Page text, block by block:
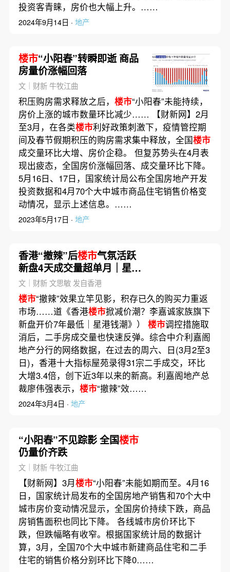
投资客青睐，房价也大幅上升。……
2024年9月14日 · 地产
楼市“小阳春”转瞬即逝 商品
房量价涨幅回落
文｜财新 牛牧江曲
积压购房需求释放之后， 楼市“小阳春”未能持续，
房价上涨的城市数量环比减少…… 【财新网】2月
至3月，在各类楼市利好政策刺激下，疫情管控期
间及春节假期积压的购房需求集中释放，全国楼市
成交量环比大增、房价企稳。 但复苏势头在4月表
现出疲态，全国房价涨幅回落、成交量环比下降。
5月16日、17日，国家统计局公布全国房地产开发
投资数据和4月70个大中城市商品住宅销售价格变
动情况，显示上述信息。……
2023年5月17日 · 地产
香港“撤辣”后楼市气氛活跃
新盘4天成交量超单月｜星港
钱潮
文｜财新 文思敏 发自香港
楼市“撤辣”效果立竿见影，积存已久的购买力重返
市场……道《香港楼市掀减价潮？李嘉诚家族旗下
新盘开价7年最低｜星港钱潮》） 楼市调控措施取
消后，二手房成交量也快速反弹。综合中介利嘉阁
地产分行的网络数据，在过去的周六、日(3月2至3
日)，香港十大指标屋苑录得31宗二手成交，环比
大增3.4倍，创下近3年以来的新高。利嘉阁地产总
裁廖伟强表示， 楼市“撤辣”效……
2024年3月4日 · 地产
“小阳春”不见踪影 全国楼市
仍量价齐跌
文｜财新 牛牧江曲
【财新网】3月楼市“小阳春”未能如期而至。4月16
日，国家统计局发布的全国房地产销售和70个大中
城市房价变动情况显示，全国房价持续下跌，商品
房销售面积也同比下降。 各线城市房价环比下
跌，但跌幅略有收窄。根据国家统计局的数据计
算，3月，全国70个大中城市新建商品住宅和二手
住宅的销售价格分别环比下降0……